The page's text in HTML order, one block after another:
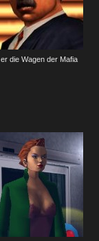
die Wagen der Mafia